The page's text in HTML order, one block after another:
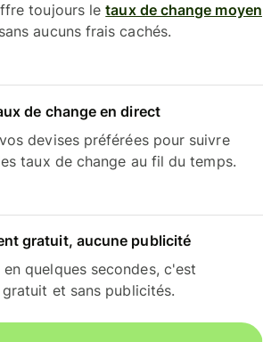
toujours letaux de change moyen
aucuns frais cachés.
de change en direct
devises préférées pour suivre
taux de change au fil du temps.
gratuit, aucune publicité
quelques secondes, c'est
et sans publicités.